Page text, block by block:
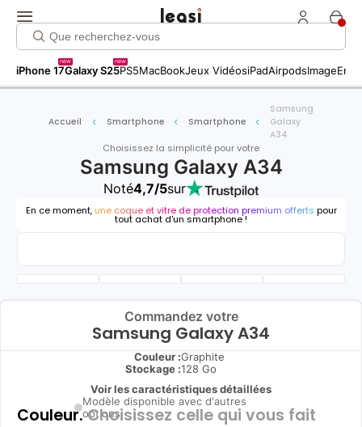
iPhone 17
new
Galaxy S25
new
PS5MacBookJeux VidéosiPadAirpodsImage
Accueil Smartphone Smartphone
Samsung
Galaxy
A34
Choisissez la simplicité pour votre
Samsung Galaxy A34
Noté4,7/5sur
En ce moment, une coque et vitre de protection premium offerts pour
tout achat d'un smartphone !
Commandez votre
Samsung Galaxy A34
Couleur :Graphite
Stockage :128 Go
Voir les caractéristiques détaillées
Modèle disponible avec d'autres
options
Couleur.Choisissez celle qui vous fait